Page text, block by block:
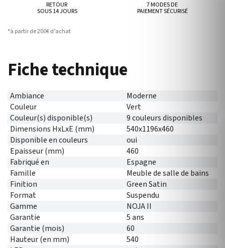
RETOUR
SOUS 14 JOURS
7 MODES DE
PAIEMENT SÉCURISÉ
*à partir de 200€ d’achat
Fiche technique
Ambiance
Moderne
Couleur
Vert
Couleur(s) disponible(s)
9 couleurs disponibles
Dimensions HxLxE (mm)
540x1196x460
Disponible en couleurs
oui
Epaisseur (mm)
460
Fabriqué en
Espagne
Famille
Meuble de salle de bains
Finition
Green Satin
Format
Suspendu
Gamme
NOJA II
Garantie
5 ans
Garantie (mois)
60
Hauteur (en mm)
540